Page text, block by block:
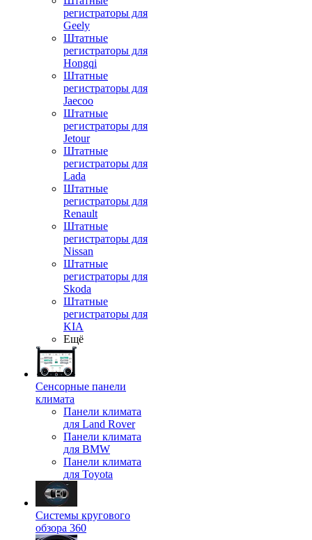
регистраторы для
Geely
Штатные
регистраторы для
Hongqi
Штатные
регистраторы для
Jaecoo
Штатные
регистраторы для
Jetour
Штатные
регистраторы для
Lada
Штатные
регистраторы для
Renault
Штатные
регистраторы для
Nissan
Штатные
регистраторы для
Skoda
Штатные
регистраторы для
KIA
Ещё
Сенсорные панели
климата
Панели климата
для Land Rover
Панели климата
для BMW
Панели климата
для Toyota
Системы кругового
обзора 360